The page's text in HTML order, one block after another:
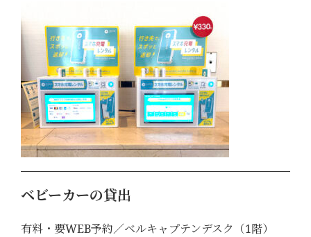
ベビーカーの貸出
有料・要WEB予約／ベルキャプテンデスク（1階）